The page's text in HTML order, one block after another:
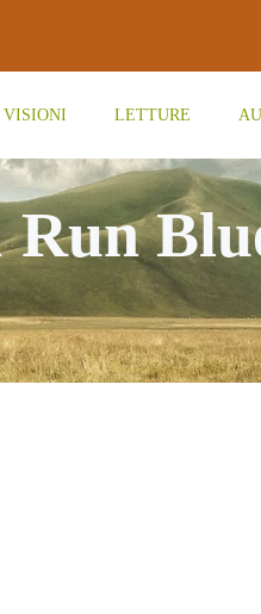
VISIONI LETTURE